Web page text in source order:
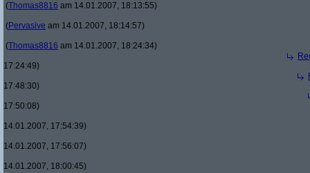
(Thomas8816 am 14.01.2007, 18:13:55)
(Pervasive am 14.01.2007, 18:14:57)
(Thomas8816 am 14.01.2007, 18:24:34)
17:24:49)
17:48:30)
17:50:08)
14.01.2007, 17:54:39)
14.01.2007, 17:56:07)
14.01.2007, 18:00:45)